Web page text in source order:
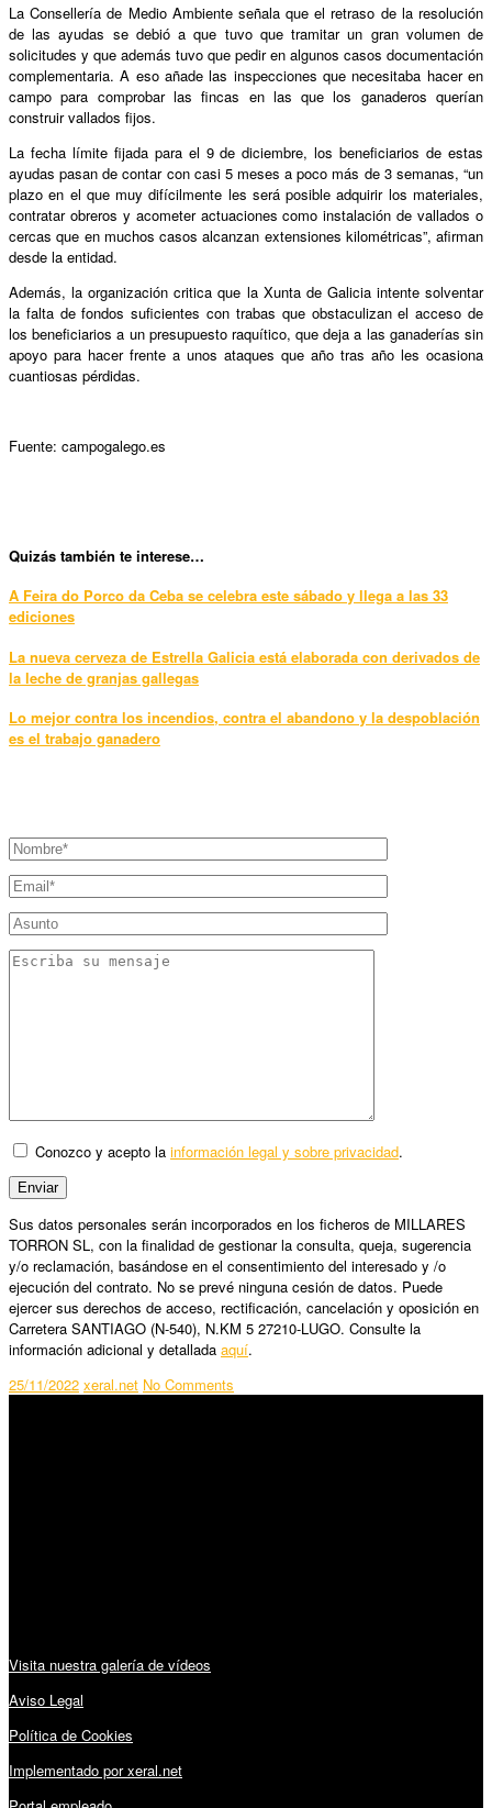
La Consellería de Medio Ambiente señala que el retraso de la resolución
de las ayudas se debió a que tuvo que tramitar un gran volumen de
solicitudes y que además tuvo que pedir en algunos casos documentación
complementaria. A eso añade las inspecciones que necesitaba hacer en
campo para comprobar las fincas en las que los ganaderos querían
construir vallados fijos.
La fecha límite fijada para el 9 de diciembre, los beneficiarios de estas
ayudas pasan de contar con casi 5 meses a poco más de 3 semanas, “un
plazo en el que muy difícilmente les será posible adquirir los materiales,
contratar obreros y acometer actuaciones como instalación de vallados o
cercas que en muchos casos alcanzan extensiones kilométricas”, afirman
desde la entidad.
Además, la organización critica que la Xunta de Galicia intente solventar
la falta de fondos suficientes con trabas que obstaculizan el acceso de
los beneficiarios a un presupuesto raquítico, que deja a las ganaderías sin
apoyo para hacer frente a unos ataques que año tras año les ocasiona
cuantiosas pérdidas.
Fuente: campogalego.es
Quizás también te interese…
A Feira do Porco da Ceba se celebra este sábado y llega a las 33
ediciones
La nueva cerveza de Estrella Galicia está elaborada con derivados de
la leche de granjas gallegas
Lo mejor contra los incendios, contra el abandono y la despoblación
es el trabajo ganadero
Conozco y acepto la información legal y sobre privacidad.
Sus datos personales serán incorporados en los ficheros de MILLARES
TORRON SL, con la finalidad de gestionar la consulta, queja, sugerencia
y/o reclamación, basándose en el consentimiento del interesado y /o
ejecución del contrato. No se prevé ninguna cesión de datos. Puede
ejercer sus derechos de acceso, rectificación, cancelación y oposición en
Carretera SANTIAGO (N-540), N.KM 5 27210-LUGO. Consulte la
información adicional y detallada aquí.
25/11/2022 xeral.net No Comments
Visita nuestra galería de vídeos
Aviso Legal
Política de Cookies
Implementado por xeral.net